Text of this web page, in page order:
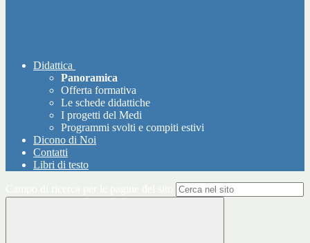
Didattica
Panoramica
Offerta formativa
Le schede didattiche
I progetti del Medi
Programmi svolti e compiti estivi
Dicono di Noi
Contatti
Libri di testo